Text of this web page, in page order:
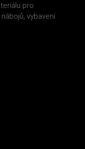
pro
vybavení